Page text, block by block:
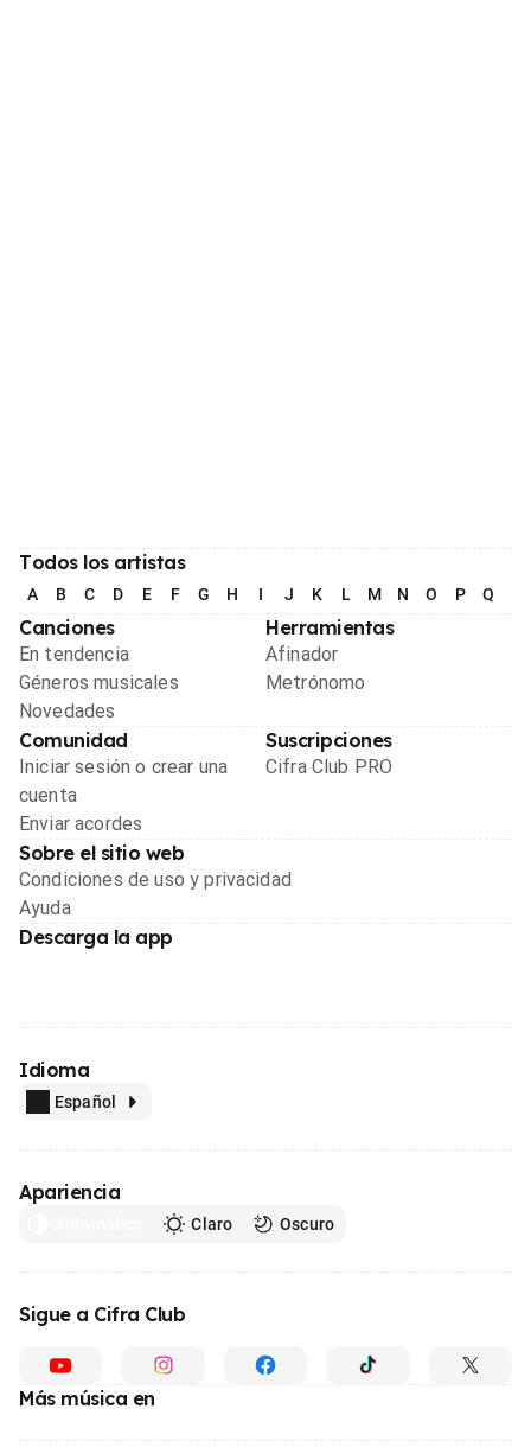
Todos los artistas
A B C D E F G H I J K L M N O P Q
Canciones
En tendencia
Géneros musicales
Novedades
Herramientas
Afinador
Metrónomo
Comunidad
Iniciar sesión o crear una
cuenta
Enviar acordes
Suscripciones
Cifra Club PRO
Sobre el sitio web
Condiciones de uso y privacidad
Ayuda
Descarga la app
Idioma
Español
Apariencia
Claro Oscuro
Sigue a Cifra Club
Más música en